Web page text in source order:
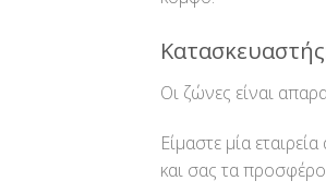
Οι ζώνες είναι
Είμαστε μία
και σας τα